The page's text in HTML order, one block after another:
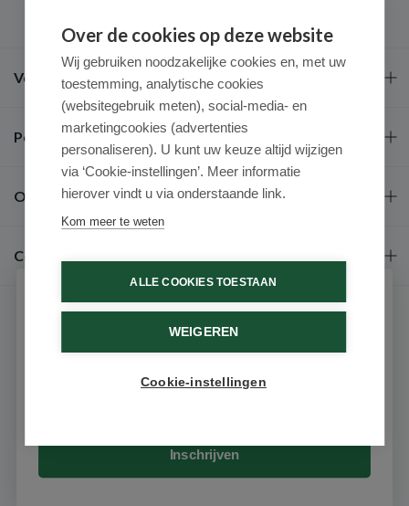
Veel gestelde vragen
Populaire merken
Over ons
Contact
9.6 / 10 (531 beoordelingen)
Over de cookies op deze website
Wij gebruiken noodzakelijke cookies en, met uw
toestemming, analytische cookies
(websitegebruik meten), social-media- en
marketingcookies (advertenties
personaliseren). U kunt uw keuze altijd wijzigen
via ‘Cookie-instellingen’. Meer informatie
hierover vindt u via onderstaande link.
Kom meer te weten
ALLE COOKIES TOESTAAN
WEIGEREN
Cookie-instellingen
Schrijf je in voor onze nieuwsbrief
Ontvang als eerste de beste aanbiedingen en persoonlijk
advies
Inschrijven